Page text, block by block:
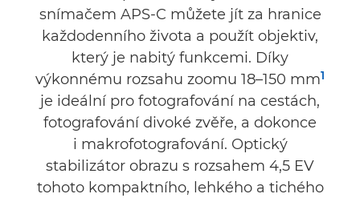
Recenze
snímačem APS-C můžete jít za hranice
každodenního života a použít objektiv,
který je nabitý funkcemi. Díky
výkonnému rozsahu zoomu 18–150 mm1
je ideální pro fotografování na cestách,
fotografování divoké zvěře, a dokonce
i makrofotografování. Optický
stabilizátor obrazu s rozsahem 4,5 EV
tohoto kompaktního, lehkého a tichého